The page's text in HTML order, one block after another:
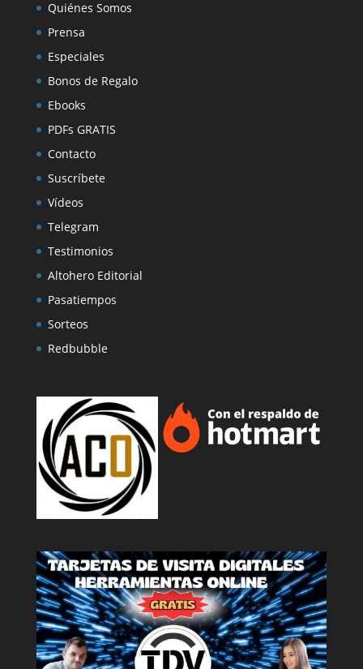
Quiénes Somos
Prensa
Especiales
Bonos de Regalo
Ebooks
PDFs GRATIS
Contacto
Suscríbete
Vídeos
Telegram
Testimonios
Altohero Editorial
Pasatiempos
Sorteos
Redbubble